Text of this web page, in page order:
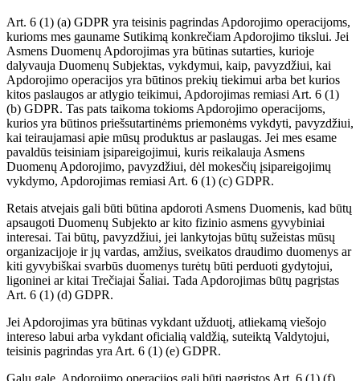
Art. 6 (1) (a) GDPR yra teisinis pagrindas Apdorojimo operacijoms,
kurioms mes gauname Sutikimą konkrečiam Apdorojimo tikslui. Jei
Asmens Duomenų Apdorojimas yra būtinas sutarties, kurioje
dalyvauja Duomenų Subjektas, vykdymui, kaip, pavyzdžiui, kai
Apdorojimo operacijos yra būtinos prekių tiekimui arba bet kurios
kitos paslaugos ar atlygio teikimui, Apdorojimas remiasi Art. 6 (1)
(b) GDPR. Tas pats taikoma tokioms Apdorojimo operacijoms,
kurios yra būtinos priešsutartinėms priemonėms vykdyti, pavyzdžiui,
kai teiraujamasi apie mūsų produktus ar paslaugas. Jei mes esame
pavaldūs teisiniam įsipareigojimui, kuris reikalauja Asmens
Duomenų Apdorojimo, pavyzdžiui, dėl mokesčių įsipareigojimų
vykdymo, Apdorojimas remiasi Art. 6 (1) (c) GDPR.
Retais atvejais gali būti būtina apdoroti Asmens Duomenis, kad būtų
apsaugoti Duomenų Subjekto ar kito fizinio asmens gyvybiniai
interesai. Tai būtų, pavyzdžiui, jei lankytojas būtų sužeistas mūsų
organizacijoje ir jų vardas, amžius, sveikatos draudimo duomenys ar
kiti gyvybiškai svarbūs duomenys turėtų būti perduoti gydytojui,
ligoninei ar kitai Trečiajai Šaliai. Tada Apdorojimas būtų pagrįstas
Art. 6 (1) (d) GDPR.
Jei Apdorojimas yra būtinas vykdant užduotį, atliekamą viešojo
intereso labui arba vykdant oficialią valdžią, suteiktą Valdytojui,
teisinis pagrindas yra Art. 6 (1) (e) GDPR.
Galų gale, Apdorojimo operacijos gali būti pagrįstos Art. 6 (1) (f)